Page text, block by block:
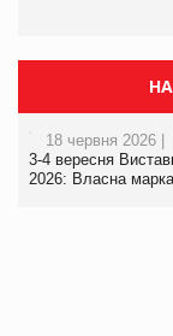
18 червня 2026 |
3-4 вересня
2026: Власна